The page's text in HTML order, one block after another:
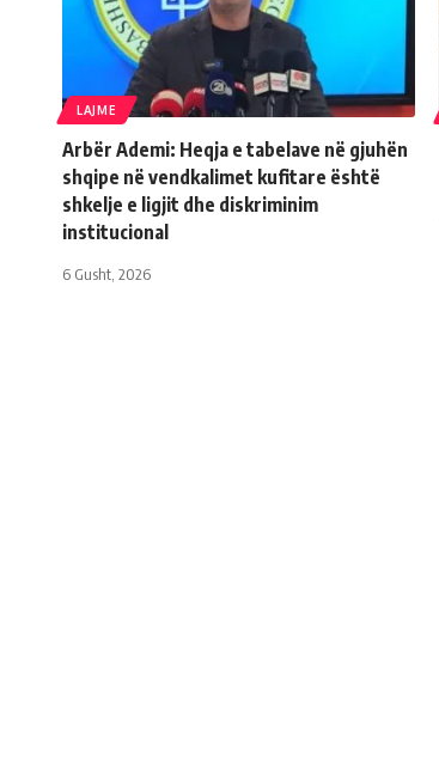
LAJME
Arbër Ademi: Heqja e tabelave në gjuhën
shqipe në vendkalimet kufitare është
shkelje e ligjit dhe diskriminim
institucional
6 Gusht, 2026